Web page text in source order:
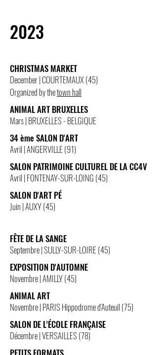
2023
CHRISTMAS MARKET
December | COURTEMAUX (45)
Organized by thetown hall
ANIMAL ART BRUXELLES
Mars | BRUXELLES - BELGIQUE
34 ème SALON D'ART
Avril | ANGERVILLE (91)
SALON PATRIMOINE CULTUREL DE LA CC4V
Avril | FONTENAY-SUR-LOING (45)
SALON D'ART PÉ
Juin | AUXY (45)
FÊTE DE LA SANGE
Septembre | SULLY-SUR-LOIRE (45)
EXPOSITION D'AUTOMNE
Novembre | AMILLY (45)
ANIMAL ART
Novembre | PARIS Hippodrome d'Auteuil (75)
SALON DE L’ÉCOLE FRANÇAISE
Décembre | VERSAILLES (78)